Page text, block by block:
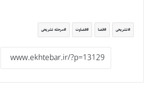
تشریحی قضا قضاوت مرحله تشریحی